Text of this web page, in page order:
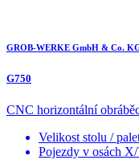
GROB-WERKE GmbH & Co.
G750
CNC horizontální
Velikost stolu /
Pojezdy v osách